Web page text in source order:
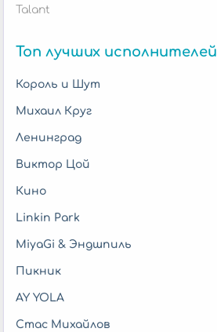
Talant
Топ лучших исполнителей
Король и Шут
Михаил Круг
Ленинград
Виктор Цой
Кино
Linkin Park
MiyaGi & Эндшпиль
Пикник
AY YOLA
Стас Михайлов